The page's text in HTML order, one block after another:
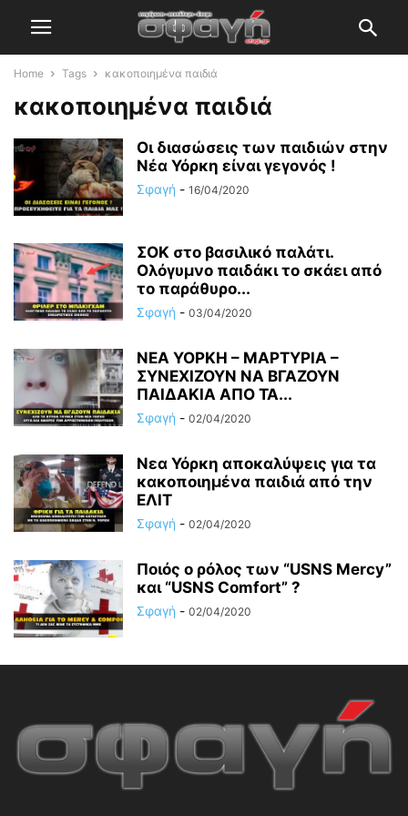
Home Tags κακοποιημένα παιδιά
κακοποιημένα παιδιά
Οι διασώσεις των παιδιών στην
Νέα Υόρκη είναι γεγονός !
Σφαγή - 16/04/2020
ΣΟΚ στο βασιλικό παλάτι.
Ολόγυμνο παιδάκι το σκάει από
το παράθυρο...
Σφαγή - 03/04/2020
ΝΕΑ ΥΟΡΚΗ – ΜΑΡΤΥΡΙΑ –
ΣΥΝΕΧΙΖΟΥΝ ΝΑ ΒΓΑΖΟΥΝ
ΠΑΙΔΑΚΙΑ ΑΠΟ ΤΑ...
Σφαγή - 02/04/2020
Νεα Υόρκη αποκαλύψεις για τα
κακοποιημένα παιδιά από την
ΕΛΙΤ
Σφαγή - 02/04/2020
Ποιός ο ρόλος των “USNS Mercy”
και “USNS Comfort” ?
Σφαγή - 02/04/2020